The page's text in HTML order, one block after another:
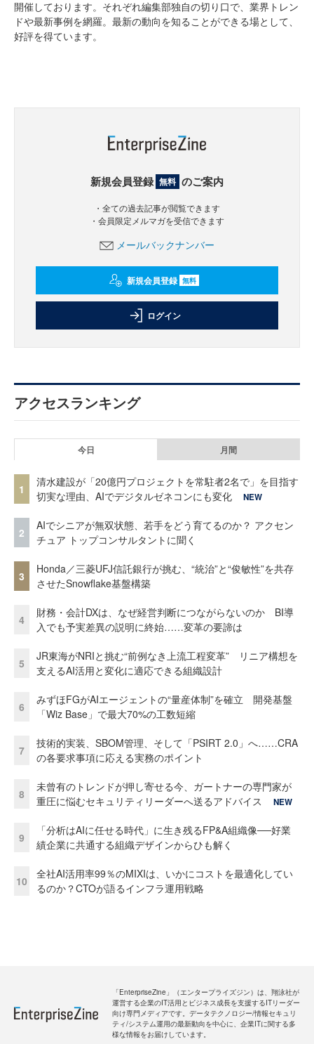
開催しております。それぞれ編集部独自の切り口で、業界トレン
ドや最新事例を網羅。最新の動向を知ることができる場として、
好評を得ています。
新規会員登録 無料 のご案内
・全ての過去記事が閲覧できます
・会員限定メルマガを受信できます
メールバックナンバー
新規会員登録 無料
ログイン
アクセスランキング
今日 月間
1
清水建設が「20億円プロジェクトを常駐者2名で」を目指す
切実な理由、AIでデジタルゼネコンにも変化
NEW
2
AIでシニアが無双状態、若手をどう育てるのか？ アクセン
チュア トップコンサルタントに聞く
3
Honda／三菱UFJ信託銀行が挑む、“統治”と“俊敏性”を共存
させたSnowflake基盤構築
4
財務・会計DXは、なぜ経営判断につながらないのか BI導
入でも予実差異の説明に終始……変革の要諦は
5
JR東海がNRIと挑む“前例なき上流工程変革” リニア構想を
支えるAI活用と変化に適応できる組織設計
6
みずほFGがAIエージェントの“量産体制”を確立 開発基盤
「Wiz Base」で最大70%の工数短縮
7
技術的実装、SBOM管理、そして「PSIRT 2.0」へ……CRA
の各要求事項に応える実務のポイント
8
未曾有のトレンドが押し寄せる今、ガートナーの専門家が
重圧に悩むセキュリティリーダーへ送るアドバイス
NEW
9
「分析はAIに任せる時代」に生き残るFP&A組織像──好業
績企業に共通する組織デザインからひも解く
10
全社AI活用率99％のMIXIは、いかにコストを最適化してい
るのか？CTOが語るインフラ運用戦略
「EnterpriseZine」（エンタープライズジン）は、翔泳社が
運営する企業のIT活用とビジネス成長を支援するITリーダー
向け専門メディアです。データテクノロジー/情報セキュリ
ティ/システム運用の最新動向を中心に、企業ITに関する多
様な情報をお届けしています。